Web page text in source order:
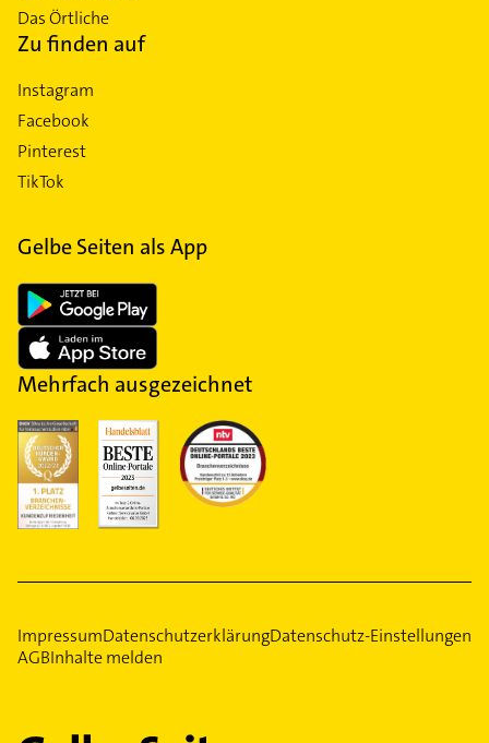
Das Örtliche
Zu finden auf
Instagram
Facebook
Pinterest
TikTok
Gelbe Seiten als App
Mehrfach ausgezeichnet
ImpressumDatenschutzerklärungDatenschutz-Einstellungen
AGBInhalte melden